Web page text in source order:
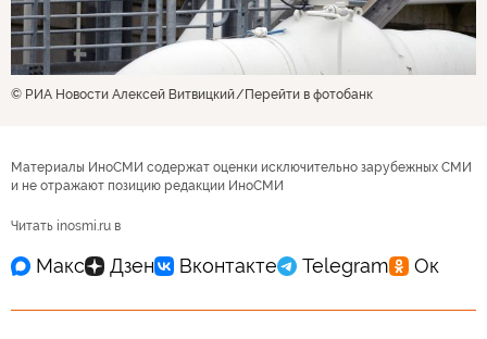
© РИА Новости Алексей Витвицкий Перейти в фотобанк
Материалы ИноСМИ содержат оценки исключительно зарубежных СМИ
и не отражают позицию редакции ИноСМИ
Читать inosmi.ru в